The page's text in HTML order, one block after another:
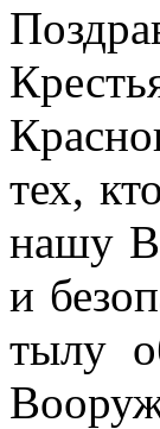
тех,
нашу
и
тылу